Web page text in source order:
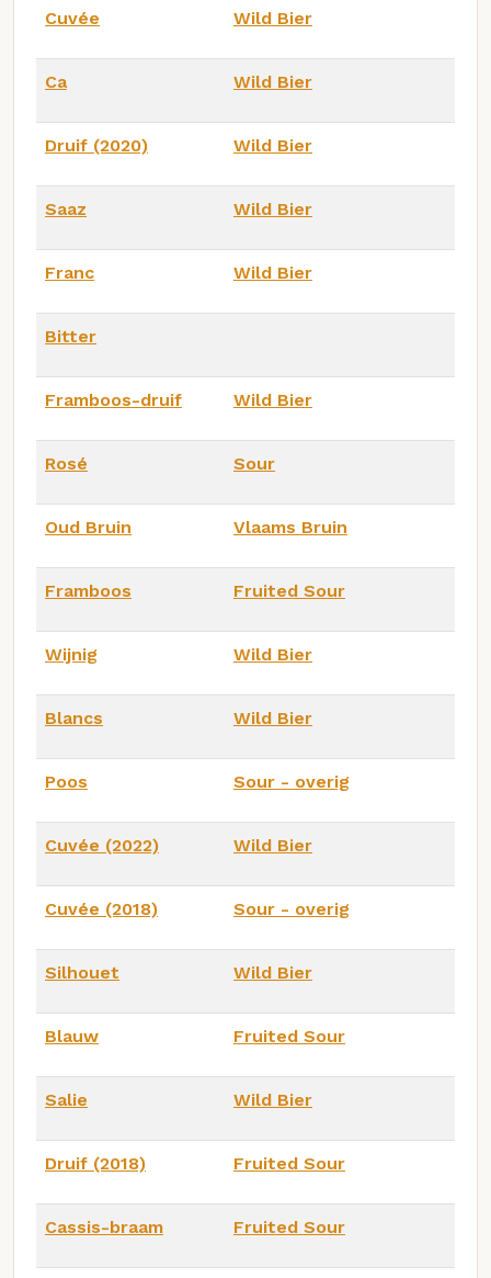
Cuvée Wild Bier
Ca Wild Bier
Druif (2020) Wild Bier
Saaz Wild Bier
Franc Wild Bier
Bitter
Framboos-druif Wild Bier
Rosé Sour
Oud Bruin Vlaams Bruin
Framboos Fruited Sour
Wijnig Wild Bier
Blancs Wild Bier
Poos Sour - overig
Cuvée (2022) Wild Bier
Cuvée (2018) Sour - overig
Silhouet Wild Bier
Blauw Fruited Sour
Salie Wild Bier
Druif (2018) Fruited Sour
Cassis-braam Fruited Sour